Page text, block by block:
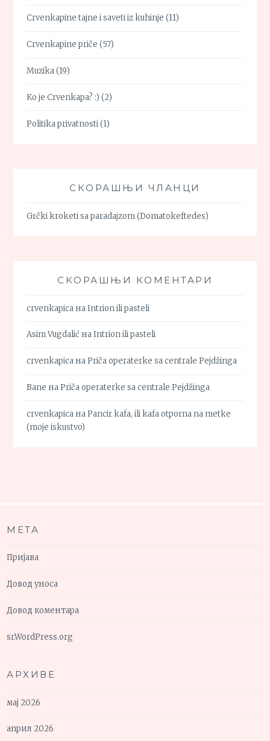
Crvenkapine tajne i saveti iz kuhinje (11)
Crvenkapine priče (57)
Muzika(19)
Ko je Crvenkapa? :) (2)
Politika privatnosti(1)
СКОРАШЊИ ЧЛАНЦИ
Grčki kroketi sa paradajzom (Domatokeftedes)
СКОРАШЊИ КОМЕНТАРИ
crvenkapica наIntrion ili pasteli
Asim Vugdalić наIntrion ili pasteli
crvenkapica наPriča operaterke sa centrale Pejdžinga
Bane наPriča operaterke sa centrale Pejdžinga
crvenkapica наPancir kafa, ili kafa otporna na metke
(moje iskustvo)
МЕТА
Пријава
Довод уноса
Довод коментара
sr.WordPress.org
АРХИВЕ
мај 2026
април 2026